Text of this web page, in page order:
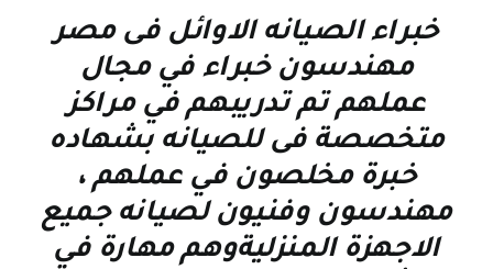
خبراء الصيانه الاوائل فى مصر
مهندسون خبراء في مجال
عملهم تم تدريبهم في مراكز
متخصصة فى للصيانه بشهاده
خبرة مخلصون في عملهم ،
مهندسون وفنيون لصيانه جميع
الاجهزة المنزليةوهم مهارة في